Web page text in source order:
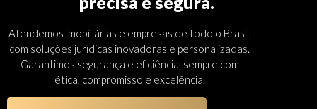
Atendemos imobiliárias e empresas de todo o Brasil,
com soluções jurídicas inovadoras e personalizadas.
Garantimos segurança e eficiência, sempre com
ética, compromisso e excelência.